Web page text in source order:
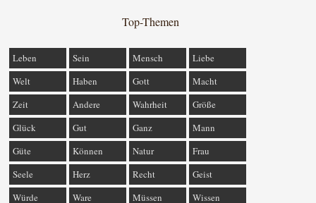
Top-Themen
Leben Sein Mensch
Liebe
Welt
Haben Gott
Macht
Zeit
Andere Wahrheit
Größe
Glück
Gut Ganz
Mann
Güte
Können Natur
Frau
Seele
Herz Recht
Geist
Würde
Ware Müssen Wissen